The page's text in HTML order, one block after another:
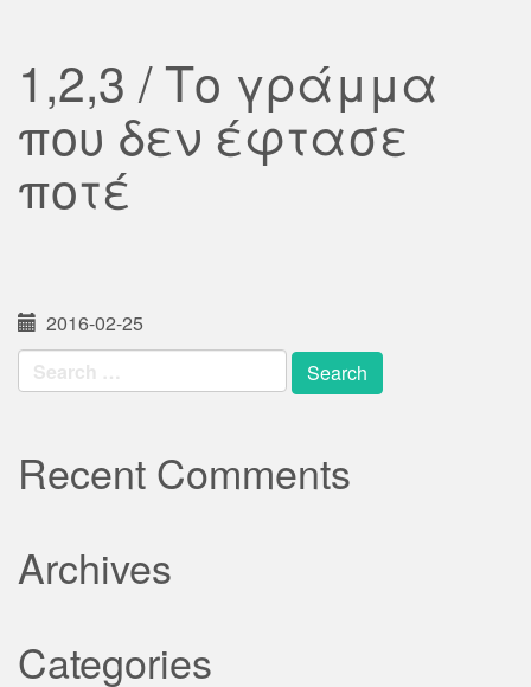
1,2,3 / Το γράμμα
που δεν έφτασε
ποτέ
2016-02-25
Search
for:
Recent Comments
Archives
Categories